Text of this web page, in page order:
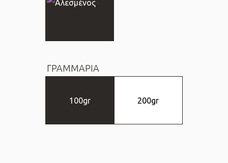
ΓΡΑΜΜΑΡΙΑ
100gr 200gr